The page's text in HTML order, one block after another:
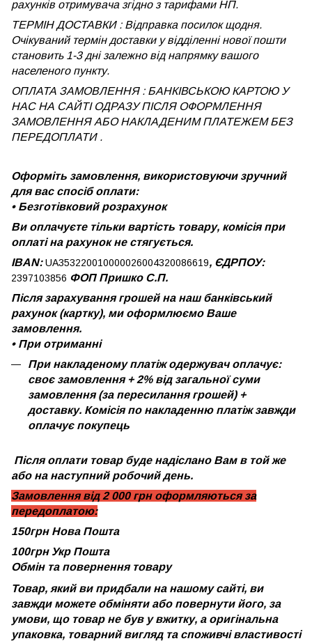
рахунків отримувача згідно з тарифами НП.
ТЕРМІН ДОСТАВКИ : Відправка посилок щодня.
Очікуваний термін доставки у відділенні нової пошти
становить 1-3 дні залежно від напрямку вашого
населеного пункту.
ОПЛАТА ЗАМОВЛЕННЯ : БАНКІВСЬКОЮ КАРТОЮ У
НАС НА САЙТІ ОДРАЗУ ПІСЛЯ ОФОРМЛЕННЯ
ЗАМОВЛЕННЯ АБО НАКЛАДЕНИМ ПЛАТЕЖЕМБЕЗ
ПЕРЕДОПЛАТИ .
Оформіть замовлення, використовуючи зручний
для вас спосіб оплати:
• Безготівковий розрахунок
Ви оплачуєте тільки вартість товару, комісія при
оплаті на рахунок не стягується.
IBAN:UA353220010000026004320086619, ЄДРПОУ:
2397103856 ФОП Пришко С.П.
Після зарахування грошей на наш банківський
рахунок (картку), ми оформлюємо Ваше
замовлення.
•При отриманні
При накладеному платіж одержувач оплачує:
своє замовлення + 2% від загальної суми
замовлення (за пересилання грошей) +
доставку. Комісія по накладенню платіж завжди
оплачує покупець
Після оплати товар буде надіслано Вам в той же
або на наступний робочий день.
Замовлення від 2 000 грн оформляються за
передоплатою:
150грн Нова Пошта
100грн Укр Пошта
Обмін та повернення товару
Товар, який ви придбали на нашому сайті, ви
завжди можете обміняти або повернути його, за
умови, що товар не був у вжитку, а оригінальна
упаковка, товарний вигляд та споживчі властивості